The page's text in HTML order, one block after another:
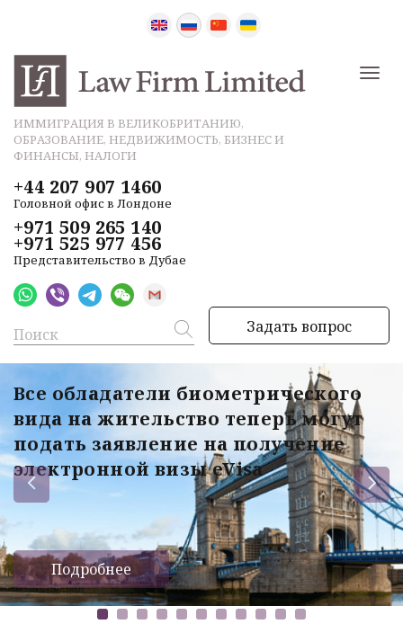
ИММИГРАЦИЯ В ВЕЛИКОБРИТАНИЮ,
ОБРАЗОВАНИЕ, НЕДВИЖИМОСТЬ, БИЗНЕС И
ФИНАНСЫ, НАЛОГИ
+44 207 907 1460
Головной офис в Лондоне
+971 509 265 140
+971 525 977 456
Представительство в Дубае
Задать вопрос
Все обладатели биометрического
вида на жительство теперь могут
подать заявление на получение
электронной визы eVisa
Подробнее